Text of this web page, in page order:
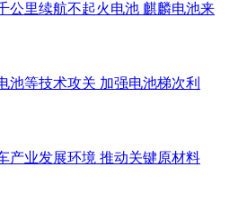
公里续航不起火电池 麒麟电池来
池等技术攻关 加强电池梯次利
产业发展环境 推动关键原材料